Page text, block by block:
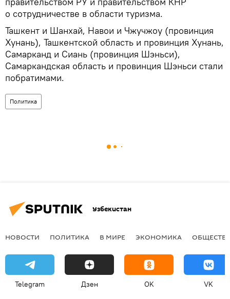
о сотрудничестве в области туризма.
Ташкент и Шанхай, Навои и Чжучжоу (провинция
Хунань), Ташкентской область и провинция Хунань,
Самарканд и Сиань (провинция Шэньси),
Самаркандская область и провинция Шэньси стали
побратимами.
Политика
Узбекистан
НОВОСТИ ПОЛИТИКА В МИРЕ ЭКОНОМИКА
Telegram Дзен OK VK